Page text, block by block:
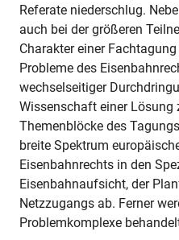
Referate niederschlug.
auch bei der größeren
Charakter einer
Probleme des
wechselseitiger
Wissenschaft einer Lösung
Themenblöcke des
breite Spektrum
Eisenbahnrechts in den
Eisenbahnaufsicht, der
Netzzugangs ab. Ferner
Problemkomplexe